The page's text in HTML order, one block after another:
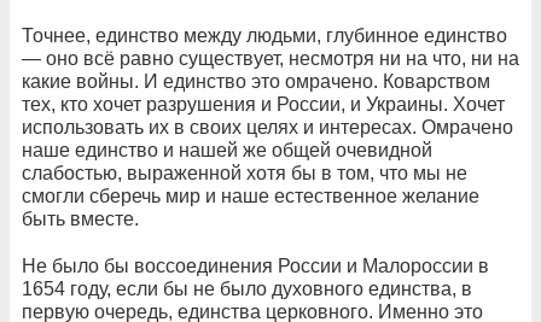
Точнее, единство между людьми, глубинное единство
— оно всё равно существует, несмотря ни на что, ни на
какие войны. И единство это омрачено. Коварством
тех, кто хочет разрушения и России, и Украины. Хочет
использовать их в своих целях и интересах. Омрачено
наше единство и нашей же общей очевидной
слабостью, выраженной хотя бы в том, что мы не
смогли сберечь мир и наше естественное желание
быть вместе.
Не было бы воссоединения России и Малороссии в
1654 году, если бы не было духовного единства, в
первую очередь, единства церковного. Именно это